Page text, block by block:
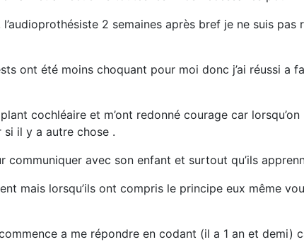
2 semaines après bref je ne suis
ont été moins choquant pour moi donc j’ai réussi
cochléaire et m’ont redonné courage car
il y a autre chose .
communiquer avec son enfant et surtout qu’ils
mais lorsqu’ils ont compris le principe eux même
a me répondre en codant (il a 1 an et demi)